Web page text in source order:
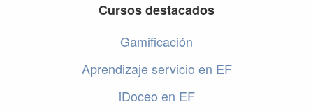
Cursos destacados
Gamificación
Aprendizaje servicio en EF
iDoceo en EF